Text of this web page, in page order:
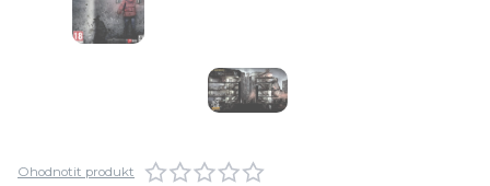
Ohodnotit produkt